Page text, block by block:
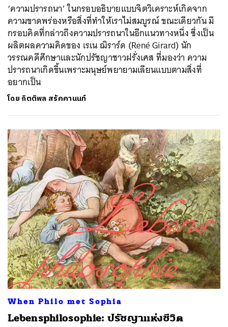
‘ความปรารถนา’ ในกรอบอธิบายแบบจิตวิเคราะห์เกิดจาก
ความขาดพร่องหรือสิ่งที่ทำให้เราไม่สมบูรณ์ ขณะเดียวกัน มี
กรอบคิดที่กล่าวถึงความปรารถนาในอีกแนวทางหนึ่ง ซึ่งเป็น
ผลิตผลความคิดของ เรเน ฌิราร์ด (René Girard) นัก
วรรณคดีศึกษาและนักปรัชญาชาวฝรั่งเศส ที่มองว่า ความ
ปรารถนาเกิดขึ้นเพราะมนุษย์พยายามเลียนแบบตามสิ่งที่
อยากเป็น
โดย กิตติพล สรัคคานนท์
When Philo met Sophia
Lebensphilosophie: ปรัชญาแห่งชีวิต